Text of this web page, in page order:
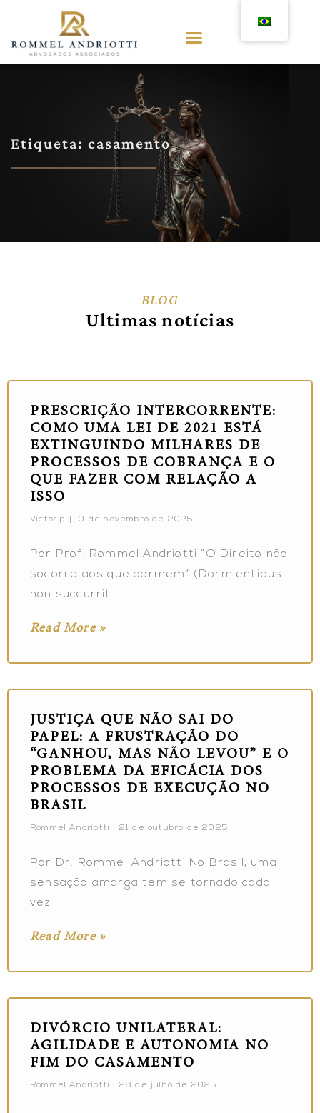
Etiqueta: casamento
BLOG
Ultimas notícias
PRESCRIÇÃO INTERCORRENTE:
COMO UMA LEI DE 2021 ESTÁ
EXTINGUINDO MILHARES DE
PROCESSOS DE COBRANÇA E O
QUE FAZER COM RELAÇÃO A
ISSO
Victor p 10 de novembro de 2025
Por Prof. Rommel Andriotti “O Direito não
socorre aos que dormem” (Dormientibus
non succurrit
Read More »
JUSTIÇA QUE NÃO SAI DO
PAPEL: A FRUSTRAÇÃO DO
“GANHOU, MAS NÃO LEVOU” E O
PROBLEMA DA EFICÁCIA DOS
PROCESSOS DE EXECUÇÃO NO
BRASIL
Rommel Andriotti 21 de outubro de 2025
Por Dr. Rommel Andriotti No Brasil, uma
sensação amarga tem se tornado cada
vez
Read More »
DIVÓRCIO UNILATERAL:
AGILIDADE E AUTONOMIA NO
FIM DO CASAMENTO
Rommel Andriotti 28 de julho de 2025